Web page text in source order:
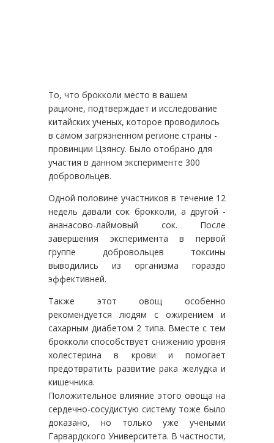
То, что брокколи место в вашем
рационе, подтверждает и исследование
китайских ученых, которое проводилось
в самом загрязненном регионе страны -
провинции Цзянсу. Было отобрано для
участия в данном эксперименте 300
добровольцев.
Одной половине участников в течение 12
недель давали сок брокколи, а другой -
ананасово-лаймовый сок. После
завершения эксперимента в первой
группе добровольцев токсины
выводились из организма гораздо
эффективней.
Также этот овощ особенно
рекомендуется людям с ожирением и
сахарным диабетом 2 типа. Вместе с тем
брокколи способствует снижению уровня
холестерина в крови и помогает
предотвратить развитие рака желудка и
кишечника.
Положительное влияние этого овоща на
сердечно-сосудистую систему тоже было
доказано, но только уже учеными
Гарвардского Университета. В частности,